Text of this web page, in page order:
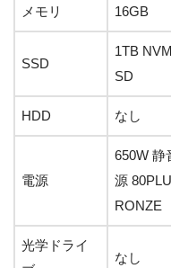
メモリ 16GB
SSD
1TB
SD
HDD なし
電源
650W 静
源
RONZE
光学ドライ
なし